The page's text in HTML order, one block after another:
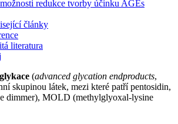
redukce tvorby účinku AGEs
články
literatura
(advanced glycation endproducts,
skupinou látek, mezi které patří pentosidin,
dimmer), MOLD (methylglyoxal-lysine